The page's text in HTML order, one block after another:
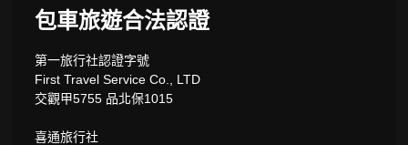
包車旅遊合法認證
第一旅行社認證字號
First Travel Service Co., LTD
交觀甲5755 品北保1015
喜通旅行社